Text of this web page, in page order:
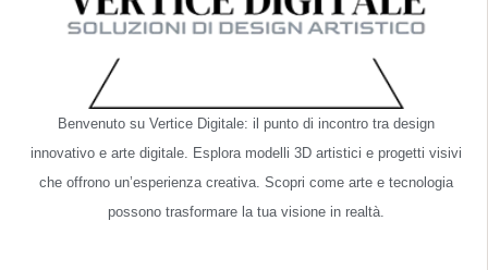
Benvenuto su Vertice Digitale: il punto di incontro tra design
innovativo e arte digitale. Esplora modelli 3D artistici e progetti visivi
che offrono un’esperienza creativa. Scopri come arte e tecnologia
possono trasformare la tua visione in realtà.